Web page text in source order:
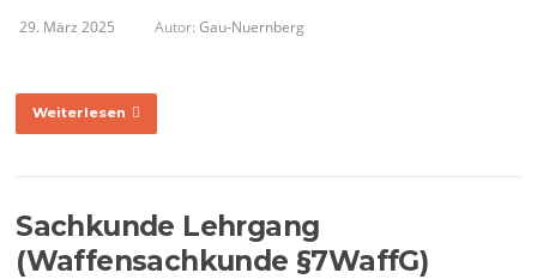
29. März 2025 Autor:Gau-Nuernberg
Weiterlesen
Sachkunde Lehrgang
(Waffensachkunde §7WaffG)